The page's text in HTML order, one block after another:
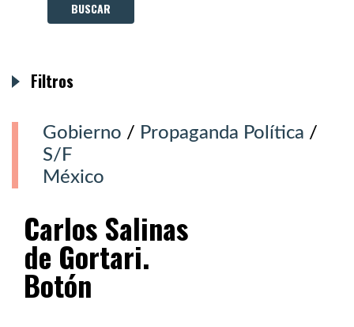
Gobierno / Propaganda Política /
S/F
México
Carlos Salinas
de Gortari.
Botón
Filtros